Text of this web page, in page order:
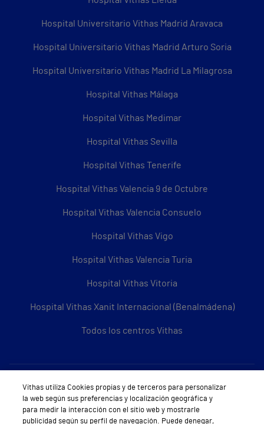
Hospital Universitario Vithas Madrid Aravaca
Hospital Universitario Vithas Madrid Arturo Soria
Hospital Universitario Vithas Madrid La Milagrosa
Hospital Vithas Málaga
Hospital Vithas Medimar
Hospital Vithas Sevilla
Hospital Vithas Tenerife
Hospital Vithas Valencia 9 de Octubre
Hospital Vithas Valencia Consuelo
Hospital Vithas Vigo
Hospital Vithas Valencia Turia
Hospital Vithas Vitoria
Hospital Vithas Xanit Internacional (Benalmádena)
Todos los centros Vithas
Sobre Vithas
Quiénes somos
Vithas utiliza Cookies propias y de terceros para personalizar
la web según sus preferencias y localización geográfica y
para medir la interacción con el sitio web y mostrarle
publicidad según su perfil de navegación. Puede denegar,